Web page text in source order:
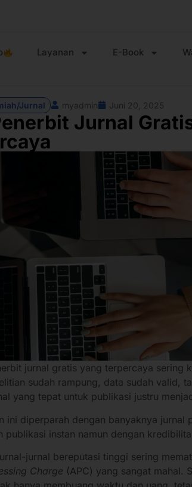
Layanan E-Book
Jurnal myadmin Juni 20, 2025
Jurnal
jurnal gratis yang terpercaya sering
sudah rampung, data sudah valid,
yang tepat untuk publikasi justru
ini diperparah dengan banyaknya jurnal
publikasi instan namun dengan
jurnal bereputasi tinggi sering
Charge (APC) yang sangat mahal.